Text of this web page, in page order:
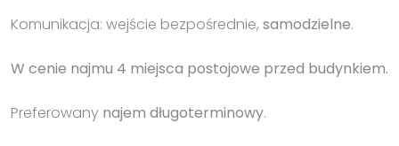
Komunikacja: wejście bezpośrednie, samodzielne.
W cenie najmu 4 miejsca postojowe przed budynkiem.
Preferowany najem długoterminowy.